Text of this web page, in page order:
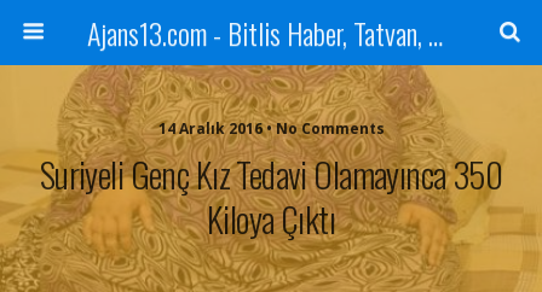
Ajans13.com - Bitlis Haber, Tatvan, Ahlat, Adilcevaz, Mutki, Hizan, Güroymak, Gazete, Ajans, 13, Haber
14 Aralık 2016 • No Comments
Suriyeli Genç Kız Tedavi Olamayınca 350
Kiloya Çıktı